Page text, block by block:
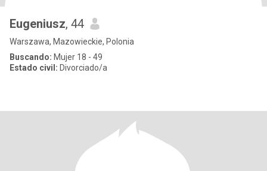
Eugeniusz, 44
Warszawa, Mazowieckie, Polonia
Buscando: Mujer 18 - 49
Estado civil: Divorciado/a